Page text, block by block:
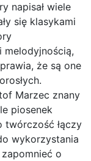
napisał wiele
się klasykami
że są one
Marzec znany
piosenek
twórczość łączy
wykorzystania
o